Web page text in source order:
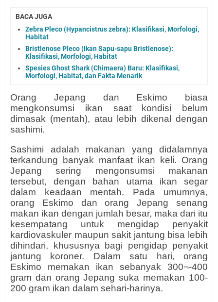
BACA JUGA
Zebra Pleco (Hypancistrus zebra): Klasifikasi, Morfologi,
Habitat
Bristlenose Pleco (Ikan Sapu-sapu Bristlenose):
Klasifikasi, Morfologi, Habitat
Spesies Ghost Shark (Chimaera) Baru: Klasifikasi,
Morfologi, Habitat, dan Fakta Menarik
Orang Jepang dan Eskimo biasa
mengkonsumsi ikan saat kondisi belum
dimasak (mentah), atau lebih dikenal dengan
sashimi.
Sashimi adalah makanan yang didalamnya
terkandung banyak manfaat ikan keli. Orang
Jepang sering mengonsumsi makanan
tersebut, dengan bahan utama ikan segar
dalam keadaan mentah. Pada umumnya,
orang Eskimo dan orang Jepang senang
makan ikan dengan jumlah besar, maka dari itu
kesempatang untuk mengidap penyakit
kardiovaskuler maupun sakit jantung bisa lebih
dihindari, khususnya bagi pengidap penyakit
jantung koroner. Dalam satu hari, orang
Eskimo memakan ikan sebanyak 300¬-400
gram dan orang Jepang suka memakan 100-
200 gram ikan dalam sehari-harinya.